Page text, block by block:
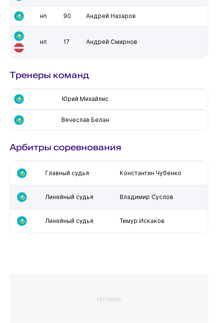
нп 90 Андрей Назаров
нп 17 Андрей Смирнов
Тренеры команд
Юрий Михайлис
Вячеслав Белан
Арбитры соревнования
Главный судья Константин Чубенко
Линейный судья Владимир Суслов
Линейный судья Тимур Искаков
РЕКЛАМА